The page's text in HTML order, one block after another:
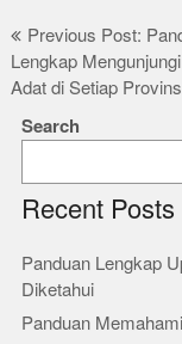
Post
navigation
Previous Post:
Lengkap
Adat di Setiap
Search
Recent Posts
Panduan Lengkap
Diketahui
Panduan